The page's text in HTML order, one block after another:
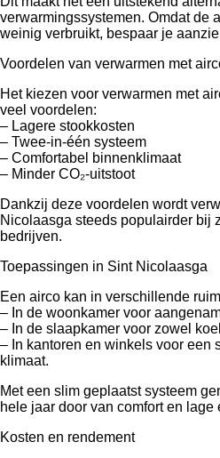
verwarmingssystemen. Omdat de
weinig verbruikt, bespaar je
Voordelen van verwarmen met
Het kiezen voor verwarmen met
veel voordelen:
– Lagere stookkosten
– Twee-in-één systeem
– Comfortabel binnenklimaat
– Minder CO₂-uitstoot
Dankzij deze voordelen wordt
Nicolaasga steeds populairder bij
bedrijven.
Toepassingen in Sint Nicolaasga
Een airco kan in verschillende
– In de woonkamer voor
– In de slaapkamer voor zowel
– In kantoren en winkels voor een
klimaat.
Met een slim geplaatst systeem
hele jaar door van comfort en lage
Kosten en rendement